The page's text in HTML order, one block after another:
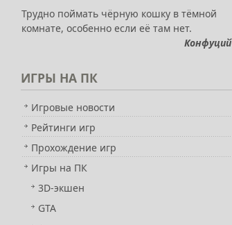
Трудно поймать чёрную кошку в тёмной
комнате, особенно если её там нет.
Конфуций
ИГРЫ НА ПК
Игровые новости
Рейтинги игр
Прохождение игр
Игры на ПК
3D-экшен
GTA